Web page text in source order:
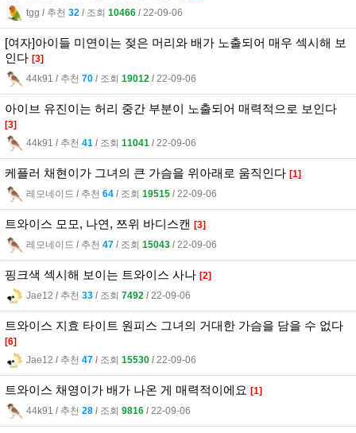
tgg l 추천 32 l 조회 10466 l 22-09-06
[여자]아이들 미연이는 젖은 머리와 배가 노출되어 매우 섹시해 보
인다 [3]
44k91 l 추천 70 l 조회 19012 l 22-09-06
아이브 유진이는 허리 중간 부분이 노출되어 매력적으로 보인다
[3]
44k91 l 추천 41 l 조회 11041 l 22-09-06
케플러 채현이가 그녀의 큰 가슴을 위아래로 움직인다 [1]
레모네이드 l 추천 64 l 조회 19515 l 22-09-06
트와이스 모모, 나연, 쯔위 바디스캔 [3]
레모네이드 l 추천 47 l 조회 15043 l 22-09-06
핑크색 섹시해 보이는 트와이스 사나 [2]
Jae12 l 추천 33 l 조회 7492 l 22-09-06
트와이스 지효 타이트 원피스 그녀의 거대한 가슴을 담을 수 없다
[6]
Jae12 l 추천 47 l 조회 15530 l 22-09-06
트와이스 채영이가 배가 나온 게 매력적이에요 [1]
44k91 l 추천 28 l 조회 9816 l 22-09-06